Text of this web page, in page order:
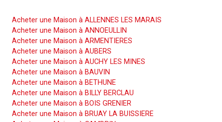
Acheter une Maison à ALLENNES LES MARAIS
Acheter une Maison à ANNOEULLIN
Acheter une Maison à ARMENTIERES
Acheter une Maison à AUBERS
Acheter une Maison à AUCHY LES MINES
Acheter une Maison à BAUVIN
Acheter une Maison à BETHUNE
Acheter une Maison à BILLY BERCLAU
Acheter une Maison à BOIS GRENIER
Acheter une Maison à BRUAY LA BUISSIERE